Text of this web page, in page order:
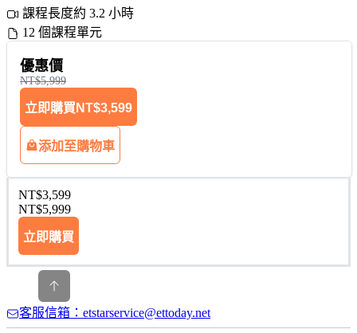
課程長度約 3.2 小時
12 個課程單元
優惠價
NT$5,999
立即購買 NT$3,599
添加至購物車
NT$3,599
NT$5,999
立即購買
客服信箱：etstarservice@ettoday.net